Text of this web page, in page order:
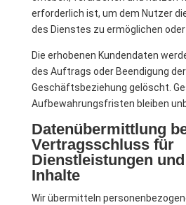
erforderlich ist, um dem Nutzer
des Dienstes zu ermöglichen
Die erhobenen Kundendaten
des Auftrags oder Beendigung der
Geschäftsbeziehung gelöscht.
Aufbewahrungsfristen bleiben
Datenübermittlung
Vertragsschluss für
Dienstleistungen
Inhalte
Wir übermitteln